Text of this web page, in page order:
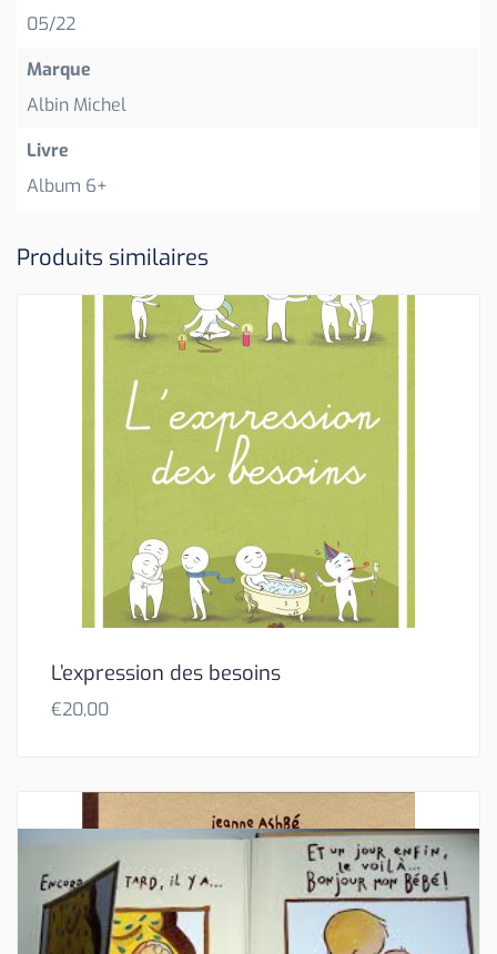
05/22
Marque
Albin Michel
Livre
Album 6+
Produits similaires
L’expression des besoins
€20,00